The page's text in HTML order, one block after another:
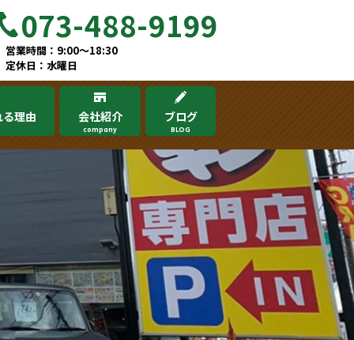
073-488-9199
営業時間：9:00～18:30
定休日：水曜日
理由 会社紹介
company
ブログ
BLOG